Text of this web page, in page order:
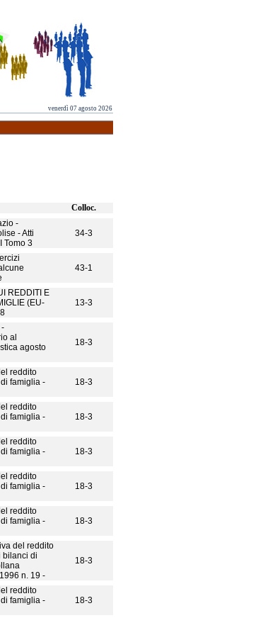
venerdì 07 agosto 2026
Colloc.
-
- Atti
Tomo 3
34-3
43-1
REDDITI E
(EU-
13-3
-
al
agosto
18-3
reddito
famiglia -
18-3
reddito
famiglia -
18-3
reddito
famiglia -
18-3
reddito
famiglia -
18-3
reddito
famiglia -
18-3
del reddito
bilanci di
n. 19 -
18-3
reddito
famiglia -
18-3